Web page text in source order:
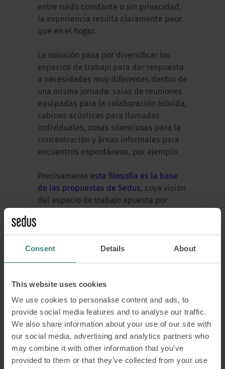
Consent Details About
This website uses cookies
We use cookies to personalise content and ads, to
provide social media features and to analyse our traffic.
We also share information about your use of our site with
our social media, advertising and analytics partners who
may combine it with other information that you’ve
provided to them or that they’ve collected from your use
entre ruido constante o sin privacidad,
la experiencia resulta claramente peor
que en el hogar.
La solución pasa por diversificar los
espacios de trabajo para dar respuesta
a necesidades muy diferentes dentro de
una misma jornada: salas de reuniones
equipadas para la colaboración híbrida,
cabinas acústicas para llamadas
individuales, zonas silenciosas para la
concentración y áreas informales para
encuentros espontáneos, por ejemplo.
Precisamente esta filosofía es la base
de las propuestas de Sedus, cuya visión
del espacio de trabajo apuesta por
colaboración, bienestar y
productividad.